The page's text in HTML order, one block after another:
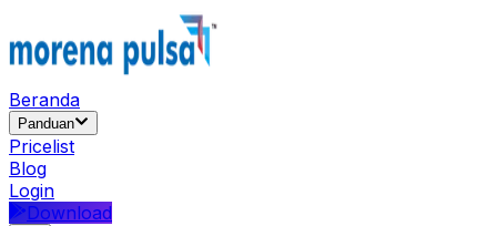
Beranda
Panduan
Pricelist
Blog
Login
Download